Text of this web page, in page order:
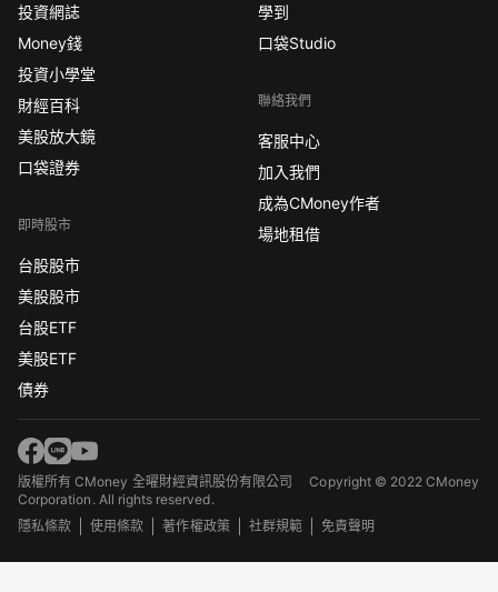
投資網誌
Money錢
投資小學堂
財經百科
美股放大鏡
口袋證券
即時股市
台股股市
美股股市
台股ETF
美股ETF
債券
學到
口袋Studio
聯絡我們
客服中心
加入我們
成為CMoney作者
場地租借
版權所有 CMoney 全曜財經資訊股份有限公司Copyright © 2022 CMoney
Corporation. All rights reserved.
隱私條款
使用條款 著作權政策 社群規範 免責聲明